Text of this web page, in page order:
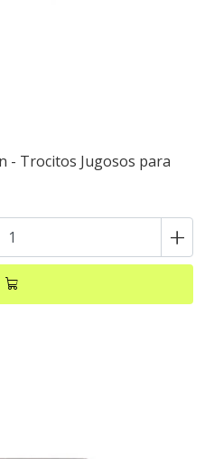
- Trocitos Jugosos para
+